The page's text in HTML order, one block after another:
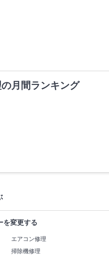
月間ランキング
を変更する
エアコン修理
掃除機修理